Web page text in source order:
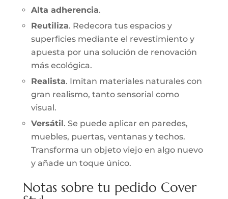
Alta adherencia.
Reutiliza. Redecora tus espacios y
superficies mediante el revestimiento y
apuesta por una solución de renovación
más ecológica.
Realista. Imitan materiales naturales con
gran realismo, tanto sensorial como
visual.
Versátil . Se puede aplicar en paredes,
muebles, puertas, ventanas y techos.
Transforma un objeto viejo en algo nuevo
y añade un toque único.
Notas sobre tu pedido Cover